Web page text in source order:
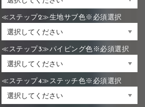
≪ステップ2≫生地サブ色※必須選択
≪ステップ3≫パイピング色※必須選択
≪ステップ4≫ステッチ色※必須選択